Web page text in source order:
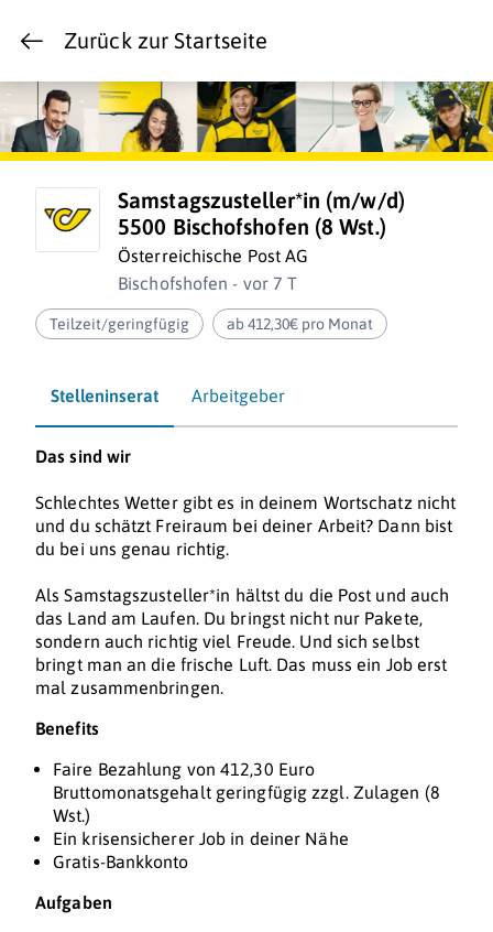
Zurück zur Startseite
Samstagszusteller*in (m/w/d)
5500 Bischofshofen (8 Wst.)
Österreichische Post AG
Bischofshofen - vor 7 T
Teilzeit/geringfügig ab 412,30€ pro Monat
Stelleninserat Arbeitgeber
Das sind wir
Schlechtes Wetter gibt es in deinem Wortschatz nicht
und du schätzt Freiraum bei deiner Arbeit? Dann bist
du bei uns genau richtig.
Als Samstagszusteller*in hältst du die Post und auch
das Land am Laufen. Du bringst nicht nur Pakete,
sondern auch richtig viel Freude. Und sich selbst
bringt man an die frische Luft. Das muss ein Job erst
mal zusammenbringen.
Benefits
Faire Bezahlung von 412,30 Euro
Bruttomonatsgehalt geringfügig zzgl. Zulagen (8
Wst.)
Ein krisensicherer Job in deiner Nähe
Gratis-Bankkonto
Aufgaben